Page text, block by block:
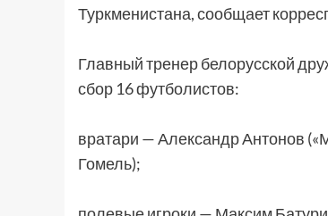
Туркменистана, сообщает
Главный тренер белорусской
сбор 16 футболистов:
вратари — Александр Антонов
Гомель);